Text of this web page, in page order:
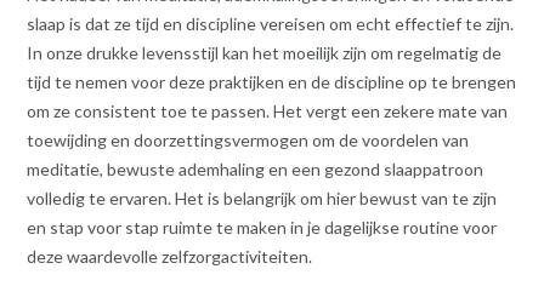
slaap is dat ze tijd en discipline vereisen om echt effectief te zijn.
In onze drukke levensstijl kan het moeilijk zijn om regelmatig de
tijd te nemen voor deze praktijken en de discipline op te brengen
om ze consistent toe te passen. Het vergt een zekere mate van
toewijding en doorzettingsvermogen om de voordelen van
meditatie, bewuste ademhaling en een gezond slaappatroon
volledig te ervaren. Het is belangrijk om hier bewust van te zijn
en stap voor stap ruimte te maken in je dagelijkse routine voor
deze waardevolle zelfzorgactiviteiten.